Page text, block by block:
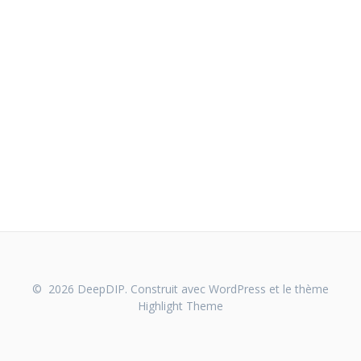
© 2026 DeepDIP. Construit avec WordPress et le thème
Highlight Theme